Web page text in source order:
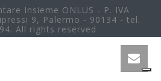
Insieme ONLUS - P. IVA
9, Palermo - 90134 - tel.
All rights reserved